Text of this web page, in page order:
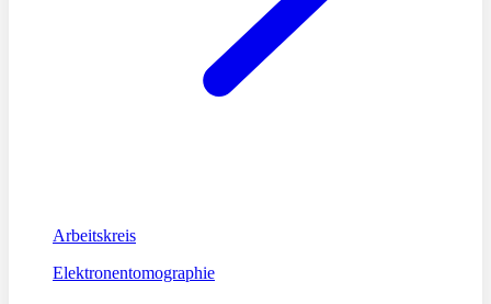
Arbeitskreis
Elektronentomographie